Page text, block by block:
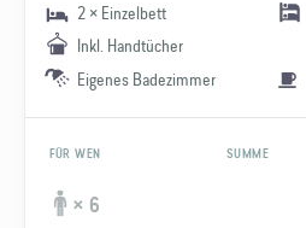
2 × Einzelbett
Inkl. Handtücher
Eigenes Badezimmer
FÜR WEN SUMME
× 6